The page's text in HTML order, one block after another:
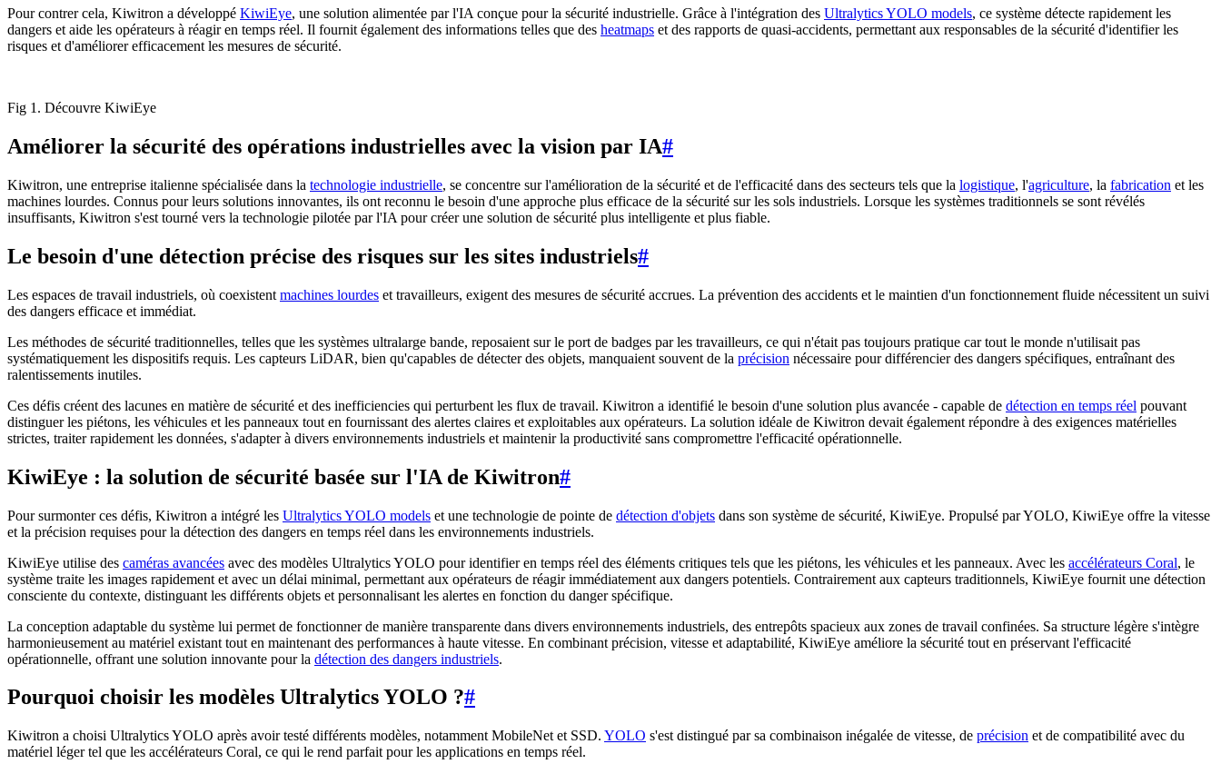
Pour contrer cela, Kiwitron a développé KiwiEye, une solution alimentée par l'IA conçue pour la sécurité industrielle. Grâce à l'intégration des Ultralytics YOLO models, ce système détecte rapidement les
dangers et aide les opérateurs à réagir en temps réel. Il fournit également des informations telles que des heatmaps et des rapports de quasi-accidents, permettant aux responsables de la sécurité d'identifier les
risques et d'améliorer efficacement les mesures de sécurité.
Fig 1. Découvre KiwiEye
Améliorer la sécurité des opérations industrielles avec la vision par IA#
Kiwitron, une entreprise italienne spécialisée dans la technologie industrielle, se concentre sur l'amélioration de la sécurité et de l'efficacité dans des secteurs tels que la logistique, l'agriculture, la fabrication et les
machines lourdes. Connus pour leurs solutions innovantes, ils ont reconnu le besoin d'une approche plus efficace de la sécurité sur les sols industriels. Lorsque les systèmes traditionnels se sont révélés
insuffisants, Kiwitron s'est tourné vers la technologie pilotée par l'IA pour créer une solution de sécurité plus intelligente et plus fiable.
Le besoin d'une détection précise des risques sur les sites industriels#
Les espaces de travail industriels, où coexistent machines lourdes et travailleurs, exigent des mesures de sécurité accrues. La prévention des accidents et le maintien d'un fonctionnement fluide nécessitent un suivi
des dangers efficace et immédiat.
Les méthodes de sécurité traditionnelles, telles que les systèmes ultralarge bande, reposaient sur le port de badges par les travailleurs, ce qui n'était pas toujours pratique car tout le monde n'utilisait pas
systématiquement les dispositifs requis. Les capteurs LiDAR, bien qu'capables de détecter des objets, manquaient souvent de la précision nécessaire pour différencier des dangers spécifiques, entraînant des
ralentissements inutiles.
Ces défis créent des lacunes en matière de sécurité et des inefficiencies qui perturbent les flux de travail. Kiwitron a identifié le besoin d'une solution plus avancée - capable de détection en temps réel pouvant
distinguer les piétons, les véhicules et les panneaux tout en fournissant des alertes claires et exploitables aux opérateurs. La solution idéale de Kiwitron devait également répondre à des exigences matérielles
strictes, traiter rapidement les données, s'adapter à divers environnements industriels et maintenir la productivité sans compromettre l'efficacité opérationnelle.
KiwiEye : la solution de sécurité basée sur l'IA de Kiwitron#
Pour surmonter ces défis, Kiwitron a intégré les Ultralytics YOLO models et une technologie de pointe de détection d'objets dans son système de sécurité, KiwiEye. Propulsé par YOLO, KiwiEye offre la vitesse
et la précision requises pour la détection des dangers en temps réel dans les environnements industriels.
KiwiEye utilise des caméras avancées avec des modèles Ultralytics YOLO pour identifier en temps réel des éléments critiques tels que les piétons, les véhicules et les panneaux. Avec les accélérateurs Coral, le
système traite les images rapidement et avec un délai minimal, permettant aux opérateurs de réagir immédiatement aux dangers potentiels. Contrairement aux capteurs traditionnels, KiwiEye fournit une détection
consciente du contexte, distinguant les différents objets et personnalisant les alertes en fonction du danger spécifique.
La conception adaptable du système lui permet de fonctionner de manière transparente dans divers environnements industriels, des entrepôts spacieux aux zones de travail confinées. Sa structure légère s'intègre
harmonieusement au matériel existant tout en maintenant des performances à haute vitesse. En combinant précision, vitesse et adaptabilité, KiwiEye améliore la sécurité tout en préservant l'efficacité
opérationnelle, offrant une solution innovante pour la détection des dangers industriels.
Pourquoi choisir les modèles Ultralytics YOLO ?#
Kiwitron a choisi Ultralytics YOLO après avoir testé différents modèles, notamment MobileNet et SSD. YOLO s'est distingué par sa combinaison inégalée de vitesse, de précision et de compatibilité avec du
matériel léger tel que les accélérateurs Coral, ce qui le rend parfait pour les applications en temps réel.